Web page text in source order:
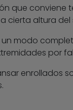
que conviene
cierta altura del
modo
por
enrollados